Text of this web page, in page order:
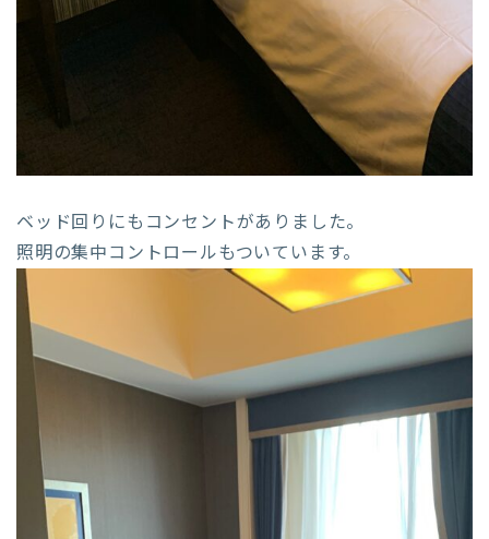
ベッド回りにもコンセントがありました。
照明の集中コントロールもついています。